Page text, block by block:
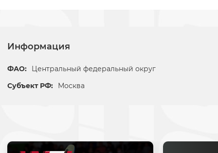
Информация
ФАО:
Центральный федеральный округ
Субъект РФ:
Москва